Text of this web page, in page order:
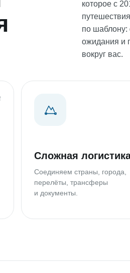
которое с
по шаблону:
ожидания и
вокруг вас.
Сложная
Соединяем страны, города,
перелёты, трансферы
и документы.